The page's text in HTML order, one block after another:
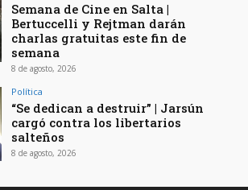
Semana de Cine en Salta |
Bertuccelli y Rejtman darán
charlas gratuitas este fin de
semana
8 de agosto, 2026
Política
“Se dedican a destruir” | Jarsún
cargó contra los libertarios
salteños
8 de agosto, 2026